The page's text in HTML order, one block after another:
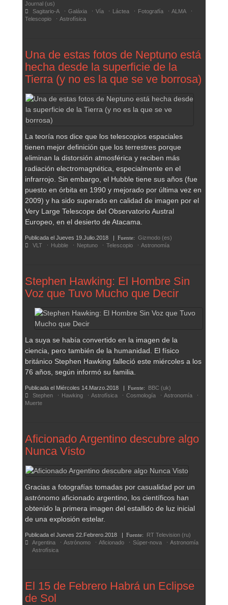
Journal (us)
Sagitario-A
Galáxia Vía Láctea Fotografía
ALMA
Telescopio
Astrofísica
Una de estas fotos de Neptuno está
hecha desde la superficie de la
Tierra (y no es la que se ve borrosa)
La teoría nos dice que los telescopios espaciales
tienen mejor definición que los terrestres porque
eliminan la distorsión atmosférica y reciben más
radiación electromagnética, especialmente en el
infrarrojo. Sin embargo, el Hubble tiene sus años (fue
puesto en órbita en 1990 y mejorado por última vez en
2009) y ha sido superado en calidad de imagen por el
Very Large Telescope del Observatorio Austral
Europeo, en el desierto de Atacama.
Publicada el Jueves 19.Julio.2018 | Fuente: Gizmodo (es)
VLT
Hubble Neptuno Telescopio Astronomía
Stephen Hawking: El Hombre Sin
Voz que Tuvo Mucho que Decir
La suya se había convertido en la imagen de la
ciencia, pero también de la humanidad. El físico
británico Stephen Hawking falleció este miércoles a los
76 años, según informó su familia.
Publicada el Miércoles 14.Marzo.2018 | Fuente:
BBC (uk)
Stephen
Hawking Astrofísica Cosmología
Astronomía
Muerte
Aficionado Argentino descubre algo
Nunca Visto
Gracias a fotografías tomadas por casualidad por un
astrónomo aficionado argentino, los científicos han
obtenido la primera imagen del estallido de luz inicial
de una explosión estelar.
Publicada el Jueves 22.Febrero.2018 | Fuente:
RT Television (ru)
Argentina
Astrónomo Aficionado Súper-nova
Astronomía
Astrofísica
El 15 de Febrero Habrá un Eclipse
de Sol